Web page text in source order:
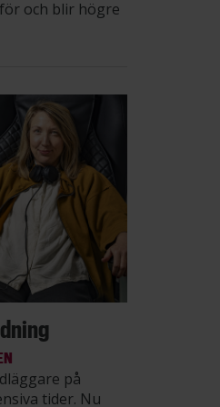
och blir högre
på
tider. Nu